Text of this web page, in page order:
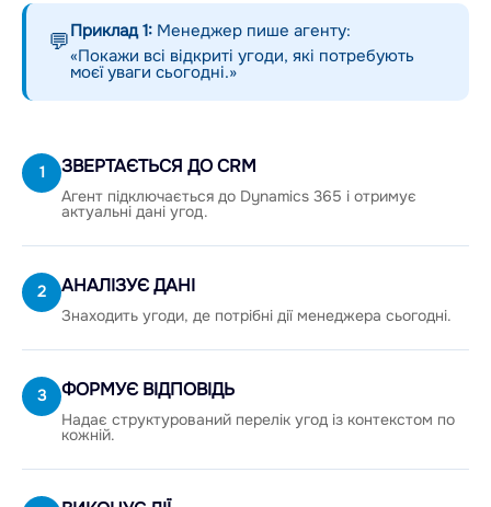
💬Приклад 1: Менеджер пише агенту:
«Покажи всі відкриті угоди, які потребують
моєї уваги сьогодні.»
1 ЗВЕРТАЄТЬСЯ ДО CRM
Агент підключається до Dynamics 365 і отримує
актуальні дані угод.
2 АНАЛІЗУЄ ДАНІ
Знаходить угоди, де потрібні дії менеджера сьогодні.
3 ФОРМУЄ ВІДПОВІДЬ
Надає структурований перелік угод із контекстом по
кожній.